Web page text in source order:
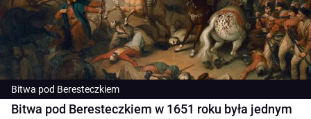
Bitwa pod Beresteczkiem
Bitwa pod Beresteczkiem w 1651 roku była jednym